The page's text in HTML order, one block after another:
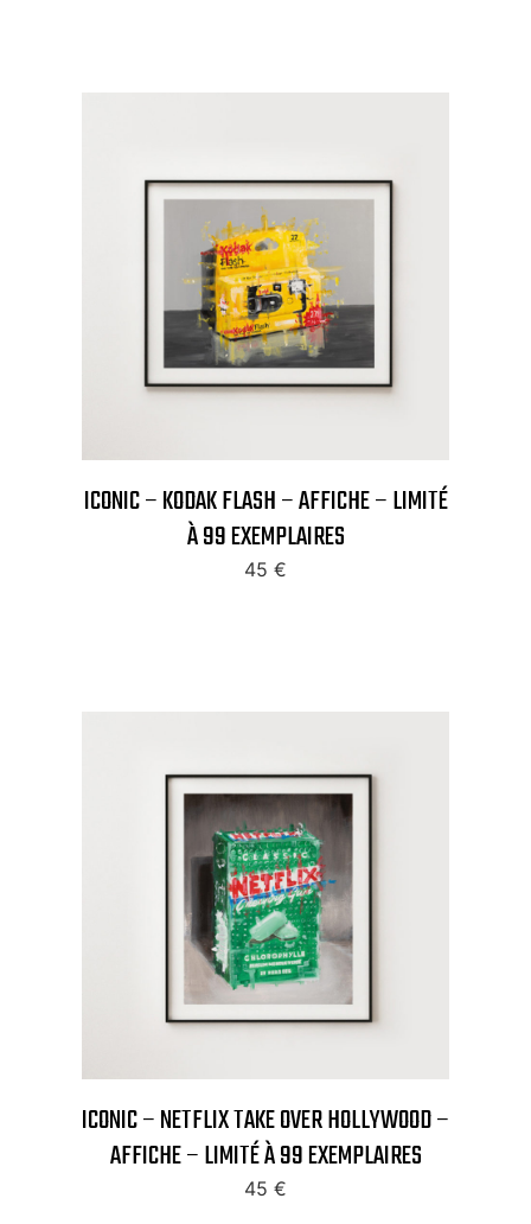
ICONIC – KODAK FLASH – AFFICHE – LIMITÉ
À 99 EXEMPLAIRES
45 €
ICONIC – NETFLIX TAKE OVER HOLLYWOOD –
AFFICHE – LIMITÉ À 99 EXEMPLAIRES
45 €